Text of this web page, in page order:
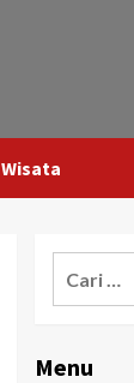
Wisata
Menu